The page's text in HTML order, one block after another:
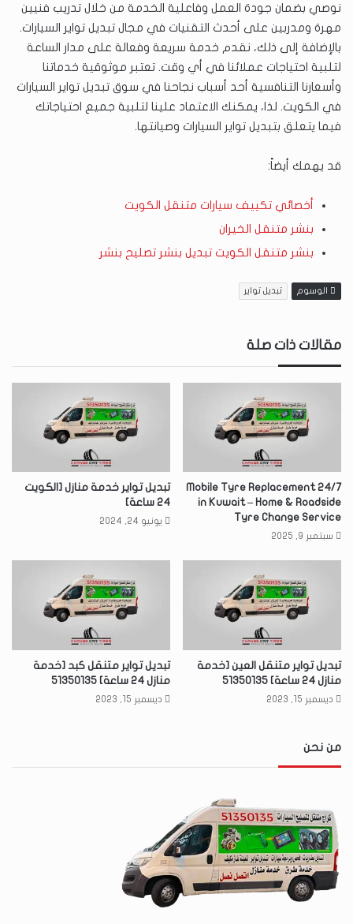
نوصي بضمان جودة العمل وفاعلية الخدمة من خلال تدريب فنيين
مهرة ومدربين على أحدث التقنيات في مجال تبديل تواير السيارات.
بالإضافة إلى ذلك، نقدم خدمة سريعة وفعالة على مدار الساعة
لتلبية احتياجات عملائنا في أي وقت. تعتبر موثوقية خدماتنا
وأسعارنا التنافسية أحد أسباب نجاحنا في سوق تبديل تواير السيارات
في الكويت. لذا، يمكنك الاعتماد علينا لتلبية جميع احتياجاتك
فيما يتعلق بتبديل تواير السيارات وصيانتها.
قد يهمك أيضاً:
أخصائي تكييف سيارات متنقل الكويت
بنشر متنقل الخيران
بنشر متنقل الكويت تبديل بنشر تصليح بنشر
الوسوم تبديل تواير
مقالات ذات صلة
24/7 Mobile Tyre Replacement
in Kuwait – Home & Roadside
Tyre Change Service
سبتمبر 9, 2025
تبديل تواير خدمة منازل [الكويت
24 ساعة]
يونيو 24, 2024
تبديل تواير متنقل العين [خدمة
منازل 24 ساعة] 51350135
ديسمبر 15, 2023
تبديل تواير متنقل كبد [خدمة
منازل 24 ساعة] 51350135
ديسمبر 15, 2023
من نحن